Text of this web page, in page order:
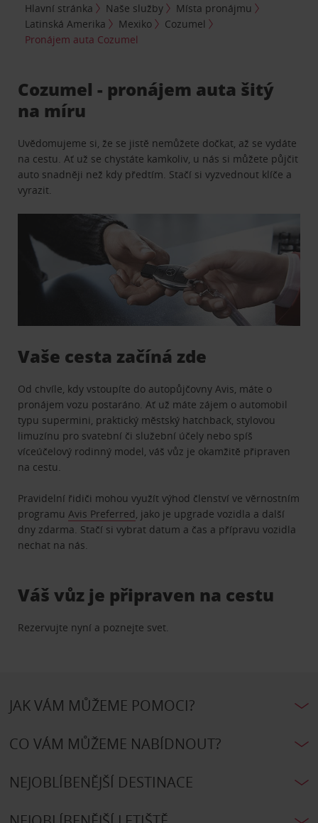
Hlavní stránka Naše služby
Místa pronájmu
Latinská Amerika
Mexiko
Cozumel
Pronájem auta Cozumel
Cozumel - pronájem auta šitý
na míru
Uvědomujeme si, že se jistě nemůžete dočkat, až se vydáte
na cestu. Ať už se chystáte kamkoliv, u nás si můžete půjčit
auto snadněji než kdy předtím. Stačí si vyzvednout klíče a
vyrazit.
Vaše cesta začíná zde
Od chvíle, kdy vstoupíte do autopůjčovny Avis, máte o
pronájem vozu postaráno. Ať už máte zájem o automobil
typu supermini, praktický městský hatchback, stylovou
limuzínu pro svatební či služební účely nebo spíš
víceúčelový rodinný model, váš vůz je okamžitě připraven
na cestu.
Pravidelní řidiči mohou využít výhod členství ve věrnostním
programuAvis Preferred, jako je upgrade vozidla a další
dny zdarma. Stačí si vybrat datum a čas a přípravu vozidla
nechat na nás.
Váš vůz je připraven na cestu
Rezervujte nyní a poznejte svet.
JAK VÁM MŮŽEME POMOCI?
CO VÁM MŮŽEME NABÍDNOUT?
NEJOBLÍBENĚJŠÍ DESTINACE